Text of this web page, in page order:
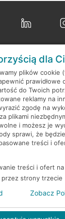
organizacji
o chęci
Mobile
dla
plików cookie
prawidłowe
do Twoich
reklamy na
zgodę na
plikami
i możesz je
sprawi, że
treści i
treści i ofert
strony trzecie
Zobacz